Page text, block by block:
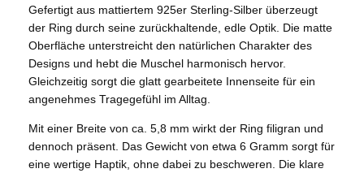
Gefertigt aus mattiertem 925er Sterling-Silber überzeugt
der Ring durch seine zurückhaltende, edle Optik. Die matte
Oberfläche unterstreicht den natürlichen Charakter des
Designs und hebt die Muschel harmonisch hervor.
Gleichzeitig sorgt die glatt gearbeitete Innenseite für ein
angenehmes Tragegefühl im Alltag.
Mit einer Breite von ca. 5,8 mm wirkt der Ring filigran und
dennoch präsent. Das Gewicht von etwa 6 Gramm sorgt für
eine wertige Haptik, ohne dabei zu beschweren. Die klare